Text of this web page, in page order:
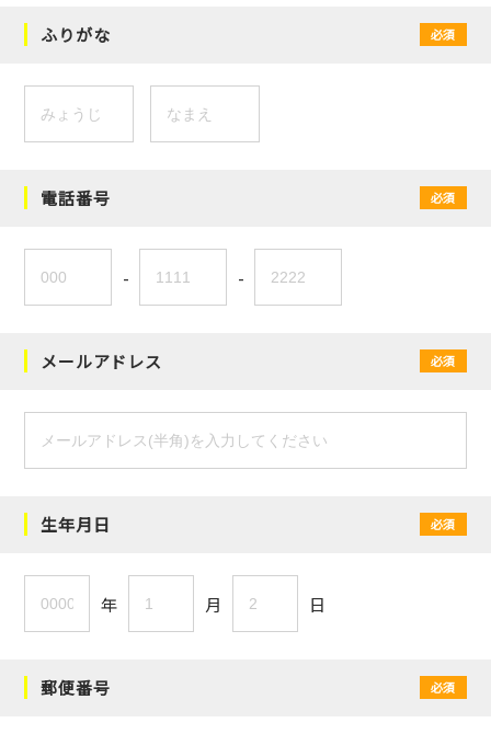
ふりがな 必須
電話番号 必須
- -
メールアドレス 必須
生年月日 必須
年 月 日
郵便番号 必須